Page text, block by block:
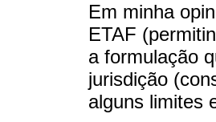
Em minha
ETAF
a formulação
jurisdição
alguns limites